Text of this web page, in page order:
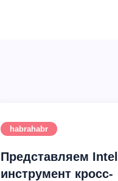
habrahabr
Представляем Intel XDK –
инструмент кросс-